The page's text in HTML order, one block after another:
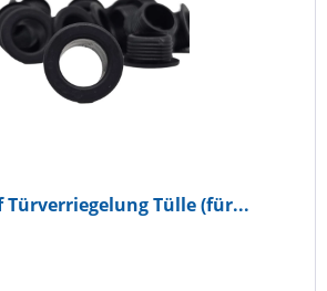
Türverriegelung Tülle (für...